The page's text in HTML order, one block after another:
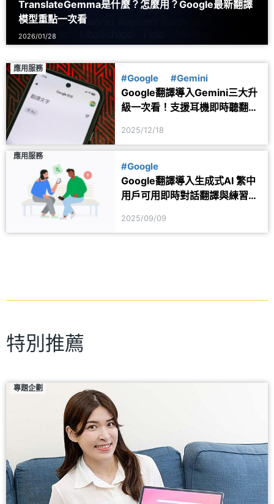
TranslateGemma是什麼？怎麼用？Google最新翻譯
模型重點一次看
2026/01/28
應用服務
#Google #Gemini
Google翻譯導入Gemini三大升
級一次看！支援耳機即時聽翻譯
2025/12/18
應用服務
#Google
Google翻譯導入生成式AI 繁中
用戶可用即時對話翻譯與練習模
2025/09/09
特別推薦
專題企劃